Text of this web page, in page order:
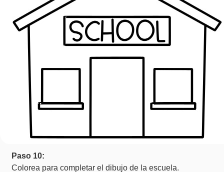
Paso 10:
Colorea para completar el dibujo de la escuela.